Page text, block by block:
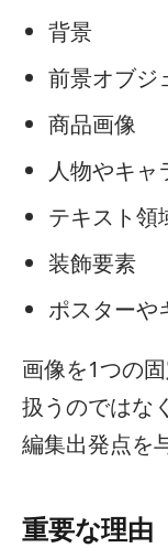
背景
前景オブジ
商品画像
人物やキャ
テキスト領
装飾要素
ポスターや
画像を1つの
扱うのではな
編集出発点を
重要な理由